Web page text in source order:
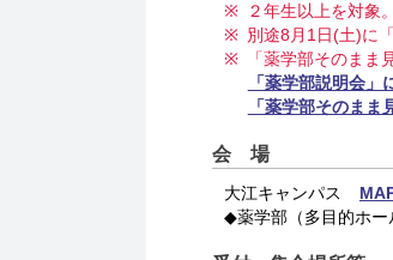
２年生以上を対象
別途8月1日(土)に
「薬学部そのまま
「薬学部説明会」
「薬学部そのまま
会 場
大江キャンパス
◆薬学部（多目的ホー